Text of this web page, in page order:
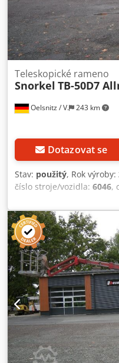
Oelsnitz / V. 243 km
Teleskopické rameno
Snorkel TB-50D7
Dotazovat se
Stav: použitý, Rok výroby:
číslo stroje/vozidla: 6046,
motoru: Diesel, výrobce: